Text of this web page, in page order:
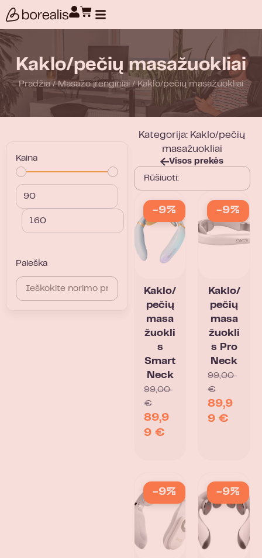
Kaklo/pečių masažuokliai
Pradžia/Masažo įrenginiai /Kaklo/pečių masažuokliai
Kaina
Paieška
Visos prekės
Kategorija: Kaklo/pečių
masažuokliai
-9%
Kaklo/
pečių
masa
žuokli
s
Smart
Neck
99,00
€
89,9
9 €
-9%
Kaklo/
pečių
masa
žuokli
s Pro
Neck
99,00
€
89,9
9 €
-9% -9%